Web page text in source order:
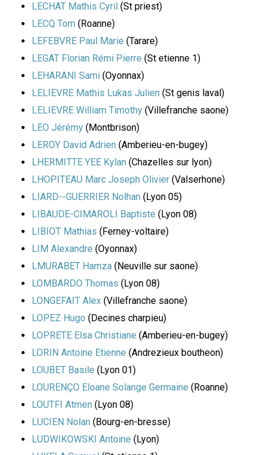
LECHAT Mathis Cyril (St priest)
LECQ Tom (Roanne)
LEFEBVRE Paul Marie (Tarare)
LEGAT Florian Rémi Pierre (St etienne 1)
LEHARANI Sami (Oyonnax)
LELIEVRE Mathis Lukas Julien (St genis laval)
LELIEVRE William Timothy (Villefranche saone)
LEO Jérémy (Montbrison)
LEROY David Adrien (Amberieu-en-bugey)
LHERMITTE YEE Kylan (Chazelles sur lyon)
LHOPITEAU Marc Joseph Olivier (Valserhone)
LIARD--GUERRIER Nolhan (Lyon 05)
LIBAUDE-CIMAROLI Baptiste (Lyon 08)
LIBIOT Mathias (Ferney-voltaire)
LIM Alexandre (Oyonnax)
LMURABET Hamza (Neuville sur saone)
LOMBARDO Thomas (Lyon 08)
LONGEFAIT Alex (Villefranche saone)
LOPEZ Hugo (Decines charpieu)
LOPRETE Elsa Christiane (Amberieu-en-bugey)
LORIN Antoine Etienne (Andrezieux boutheon)
LOUBET Basile (Lyon 01)
LOURENÇO Eloane Solange Germaine (Roanne)
LOUTFI Atmen (Lyon 08)
LUCIEN Nolan (Bourg-en-bresse)
LUDWIKOWSKI Antoine (Lyon)